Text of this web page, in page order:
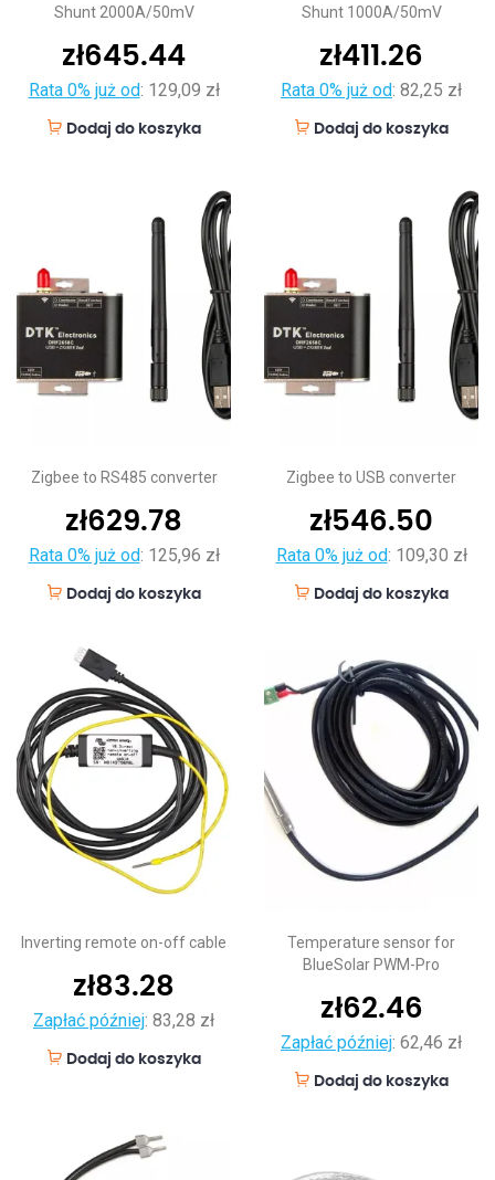
Shunt 2000A/50mV
zł645.44
Rata 0% już od: 129,09 zł
Dodaj do koszyka
Shunt 1000A/50mV
zł411.26
Rata 0% już od: 82,25 zł
Dodaj do koszyka
Zigbee to RS485 converter
zł629.78
Rata 0% już od: 125,96 zł
Dodaj do koszyka
Zigbee to USB converter
zł546.50
Rata 0% już od: 109,30 zł
Dodaj do koszyka
Inverting remote on-off cable
zł83.28
Zapłać później: 83,28 zł
Dodaj do koszyka
Temperature sensor for
BlueSolar PWM-Pro
zł62.46
Zapłać później: 62,46 zł
Dodaj do koszyka